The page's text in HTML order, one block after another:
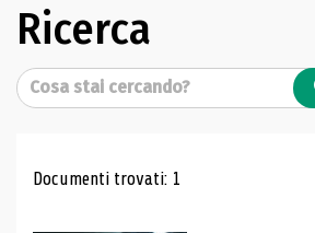
Ricerca
Cerca
Risultati di ricerca
Documenti trovati: 1